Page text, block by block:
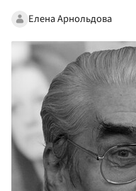
Елена Арнольдова